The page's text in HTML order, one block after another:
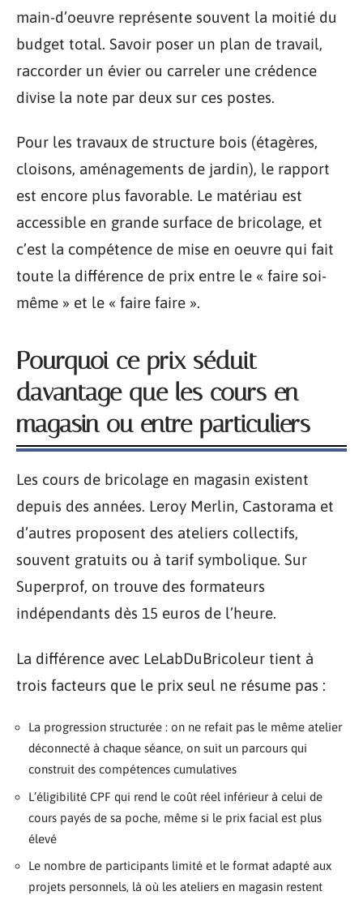
main-d’oeuvre représente souvent la moitié du
budget total. Savoir poser un plan de travail,
raccorder un évier ou carreler une crédence
divise la note par deux sur ces postes.
Pour les travaux de structure bois (étagères,
cloisons, aménagements de jardin), le rapport
est encore plus favorable. Le matériau est
accessible en grande surface de bricolage, et
c’est la compétence de mise en oeuvre qui fait
toute la différence de prix entre le « faire soi-
même » et le « faire faire ».
Pourquoi ce prix séduit
davantage que les cours en
magasin ou entre particuliers
Les cours de bricolage en magasin existent
depuis des années. Leroy Merlin, Castorama et
d’autres proposent des ateliers collectifs,
souvent gratuits ou à tarif symbolique. Sur
Superprof, on trouve des formateurs
indépendants dès 15 euros de l’heure.
La différence avec LeLabDuBricoleur tient à
trois facteurs que le prix seul ne résume pas :
La progression structurée : on ne refait pas le même atelier
déconnecté à chaque séance, on suit un parcours qui
construit des compétences cumulatives
L’éligibilité CPF qui rend le coût réel inférieur à celui de
cours payés de sa poche, même si le prix facial est plus
élevé
Le nombre de participants limité et le format adapté aux
projets personnels, là où les ateliers en magasin restent